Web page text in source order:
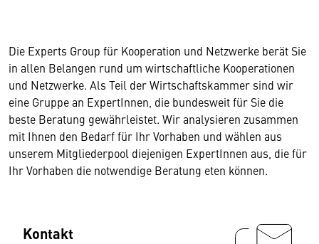
Die Experts Group für Kooperation und Netzwerke berät Sie
in allen Belangen rund um wirtschaftliche Kooperationen
und Netzwerke. Als Teil der Wirtschaftskammer sind wir
eine Gruppe an ExpertInnen, die bundesweit für Sie die
beste Beratung gewährleistet. Wir analysieren zusammen
mit Ihnen den Bedarf für Ihr Vorhaben und wählen aus
unserem Mitgliederpool diejenigen ExpertInnen aus, die für
Ihr Vorhaben die notwendige Beratung eten können.
Kontakt